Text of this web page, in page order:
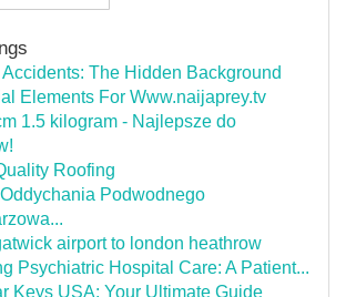
The Hidden Background
Elements For Www.naijaprey.tv
1.5 kilogram - Najlepsze do
Roofing
Podwodnego
airport to london heathrow
Psychiatric Hospital Care: A Patient...
Keys USA: Your Ultimate Guide